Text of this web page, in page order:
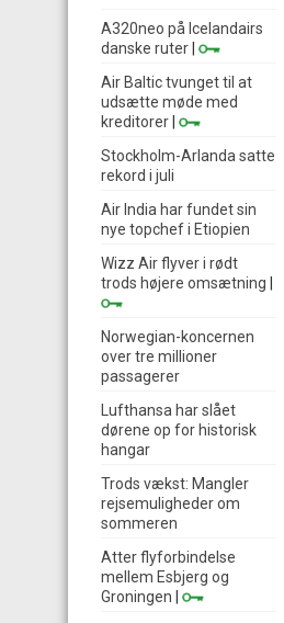
A320neo på Icelandairs
danske ruter
Air Baltic tvunget til at
udsætte møde med
kreditorer
Stockholm-Arlanda satte
rekord i juli
Air India har fundet sin
nye topchef i Etiopien
Wizz Air flyver i rødt
trods højere omsætning
Norwegian-koncernen
over tre millioner
passagerer
Lufthansa har slået
dørene op for historisk
hangar
Trods vækst: Mangler
rejsemuligheder om
sommeren
Atter flyforbindelse
mellem Esbjerg og
Groningen